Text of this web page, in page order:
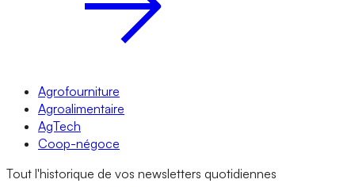
Agrofourniture
Agroalimentaire
AgTech
Coop-négoce
Tout l'historique de vos newsletters quotidiennes